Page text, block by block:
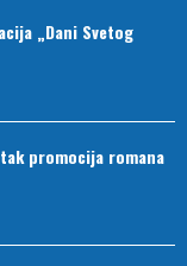
„Dani Svetog
promocija romana